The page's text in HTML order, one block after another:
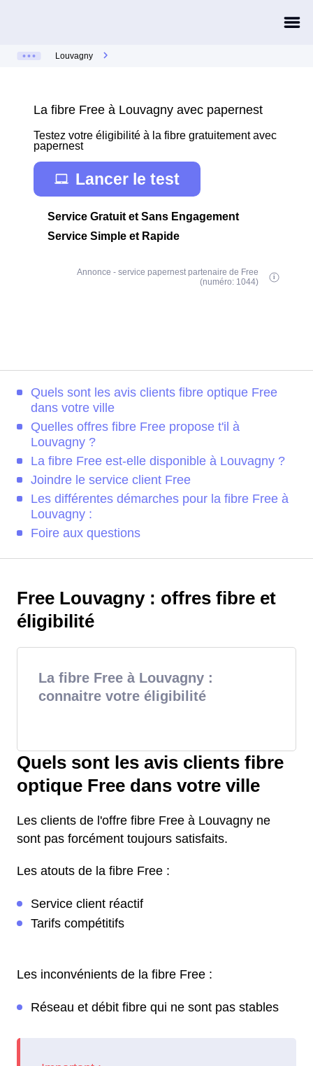
Louvagny
La fibre Free à Louvagny avec papernest
Testez votre éligibilité à la fibre gratuitement avec
papernest
Lancer le test
Service Gratuit et Sans Engagement
Service Simple et Rapide
Annonce - service papernest partenaire de Free
(numéro: 1044)
Quels sont les avis clients fibre optique Free
dans votre ville
Quelles offres fibre Free propose t'il à
Louvagny ?
La fibre Free est-elle disponible à Louvagny ?
Joindre le service client Free
Les différentes démarches pour la fibre Free à
Louvagny :
Foire aux questions
Free Louvagny : offres fibre et
éligibilité
La fibre Free à Louvagny :
connaitre votre éligibilité
Quels sont les avis clients fibre
optique Free dans votre ville
Les clients de l'offre fibre Free à Louvagny ne
sont pas forcément toujours satisfaits.
Les atouts de la fibre Free :
Service client réactif
Tarifs compétitifs
Les inconvénients de la fibre Free :
Réseau et débit fibre qui ne sont pas stables